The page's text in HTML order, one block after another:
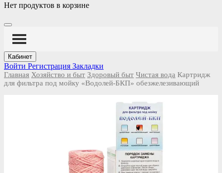
Нет продуктов в корзине
Кабинет
Войти Регистрация Закладки
Главная Хозяйство и быт Здоровый быт Чистая вода Картридж
для фильтра под мойку «Водолей-БКП» обезжелезивающий